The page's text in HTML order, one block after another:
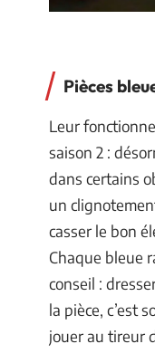
Pièces
Leur
saison 2 :
dans certains
un
casser le bon
Chaque bleue
conseil :
la pièce, c’est
jouer au tireur